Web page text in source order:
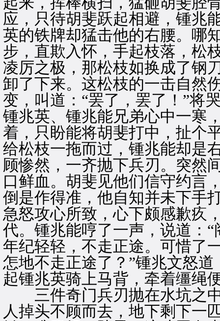
应，只待胡斐跃起相避，锺兆
英的铁牌却猛击他的右腰。哪
步，直欺入怀，手起枝落，松
凌厉之极，那松枝如换成了钢
卸了下来。这松枝的一击自然
变，叫道：“罢了，罢了！”将
锺兆英、锺兆能兄弟心中一寒
着，只盼能将胡斐打中，扯个
给松枝一拖而过，锺兆能却是
顾惨然，一齐抛下兵刃。突然
口鲜血。胡斐见他们信守约言
倒是作得准，他自知并未下手
急怒攻心所致，心下颇感歉疚
代。锺兆能哼了一声，说道：
年纪轻轻，不走正途。可惜了
怎地不走正途了？”锺兆文怒
起锺兆英骑上马背，牵着缰绳
三件奇门兵刃抛在水坑之中
人掉头不顾而去，地下剩下一